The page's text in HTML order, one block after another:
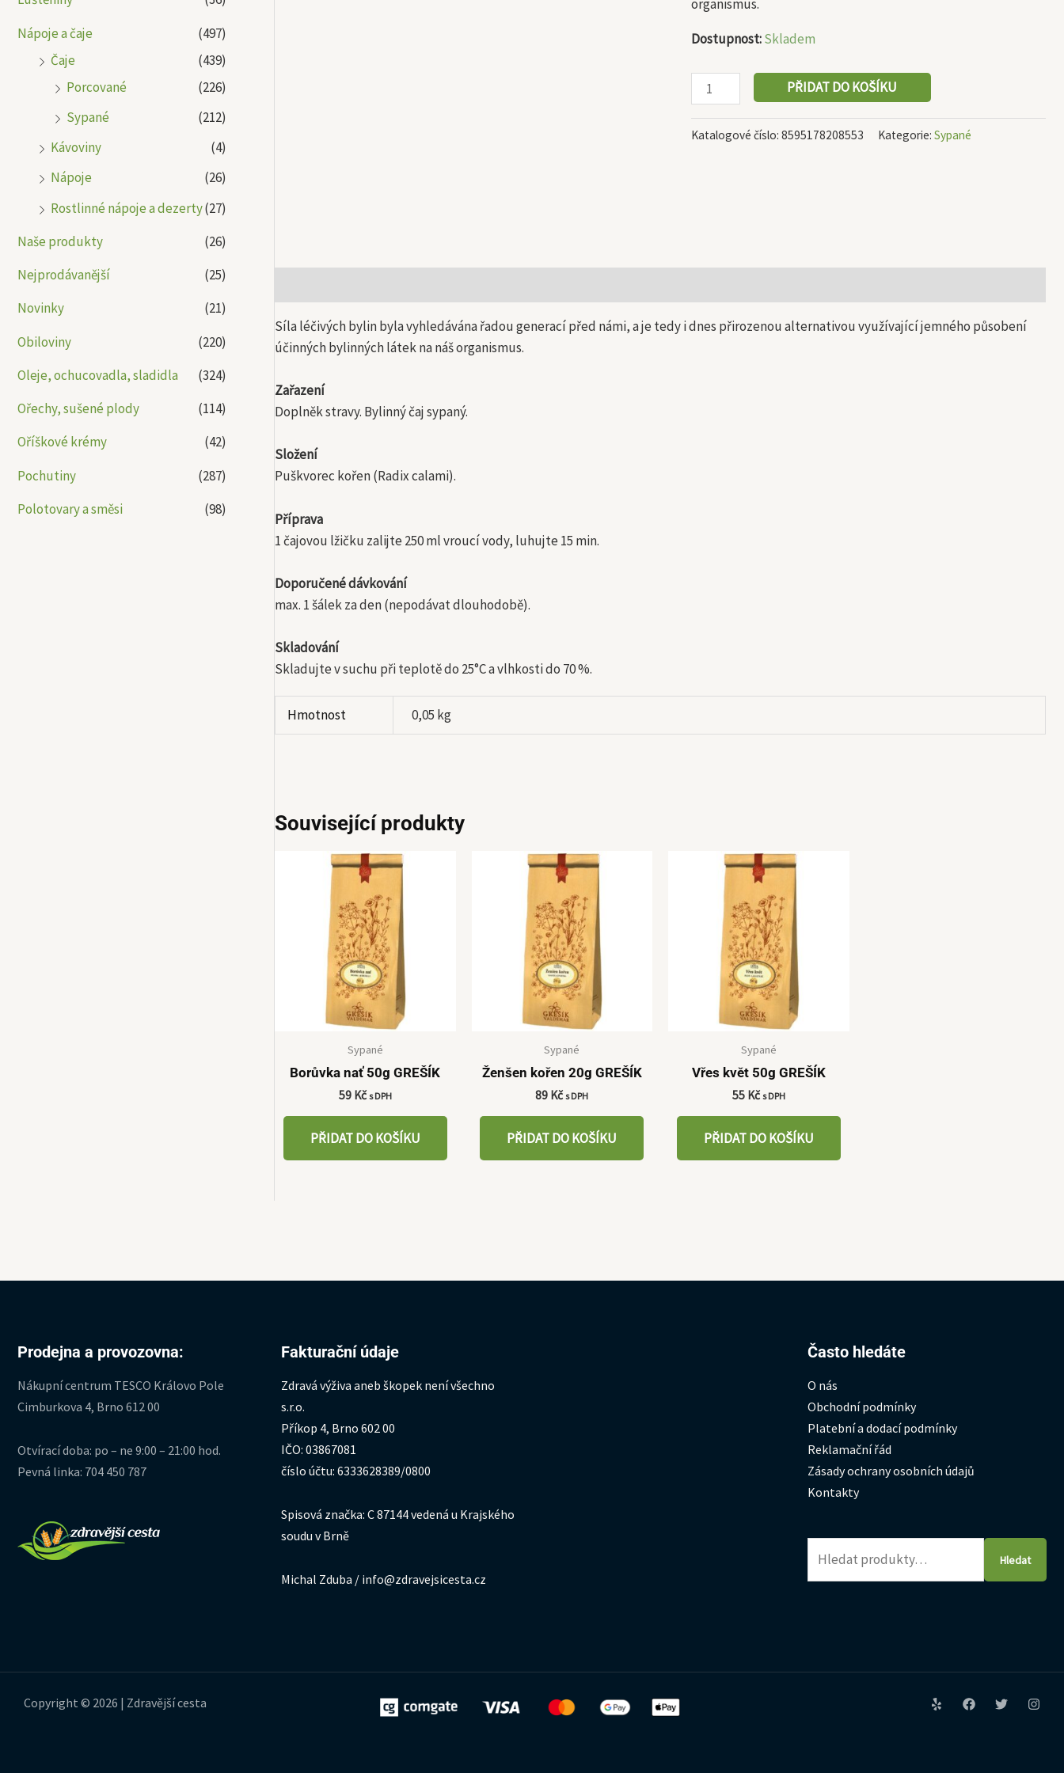
Nápoje a čaje
(497)
Čaje
(439)
Porcované
(226)
Sypané
(212)
Kávoviny
(4)
Nápoje
(26)
Rostlinné nápoje a dezerty(27)
Naše produkty
(26)
Nejprodávanější
(25)
Novinky
(21)
Obiloviny
(220)
Oleje, ochucovadla, sladidla
(324)
Ořechy, sušené plody
(114)
Oříškové krémy
(42)
Pochutiny
(287)
Polotovary a směsi
(98)
organismus.
Dostupnost:Skladem
PŘIDAT DO KOŠÍKU
Katalogové číslo: 8595178208553 Kategorie: Sypané
Síla léčivých bylin byla vyhledávána řadou generací před námi, a je tedy i dnes přirozenou alternativou využívající jemného působení
účinných bylinných látek na náš organismus.
Zařazení
Doplněk stravy. Bylinný čaj sypaný.
Složení
Puškvorec kořen (Radix calami).
Příprava
1 čajovou lžičku zalijte 250 ml vroucí vody, luhujte 15 min.
Doporučené dávkování
max. 1 šálek za den (nepodávat dlouhodobě).
Skladování
Skladujte v suchu při teplotě do 25°C a vlhkosti do 70 %.
Hmotnost 0,05 kg
Související produkty
Sypané
Borůvka nať 50g GREŠÍK
59 Kč s DPH
PŘIDAT DO KOŠÍKU
Sypané
Ženšen kořen 20g GREŠÍK
89 Kč s DPH
PŘIDAT DO KOŠÍKU
Sypané
Vřes květ 50g GREŠÍK
55 Kč s DPH
PŘIDAT DO KOŠÍKU
Prodejna a provozovna:
Nákupní centrum TESCO Královo Pole
Cimburkova 4, Brno 612 00
Otvírací doba: po – ne 9:00 – 21:00 hod.
Pevná linka: 704 450 787
Fakturační údaje
Zdravá výživa aneb škopek není všechno
s.r.o.
Příkop 4, Brno 602 00
IČO: 03867081
číslo účtu: 6333628389/0800
Spisová značka: C 87144 vedená u Krajského
soudu v Brně
Michal Zduba / info@zdravejsicesta.cz
Často hledáte
O nás
Obchodní podmínky
Platební a dodací podmínky
Reklamační řád
Zásady ochrany osobních údajů
Kontakty
Hledat:
Hledat
Copyright © 2026 | Zdravější cesta